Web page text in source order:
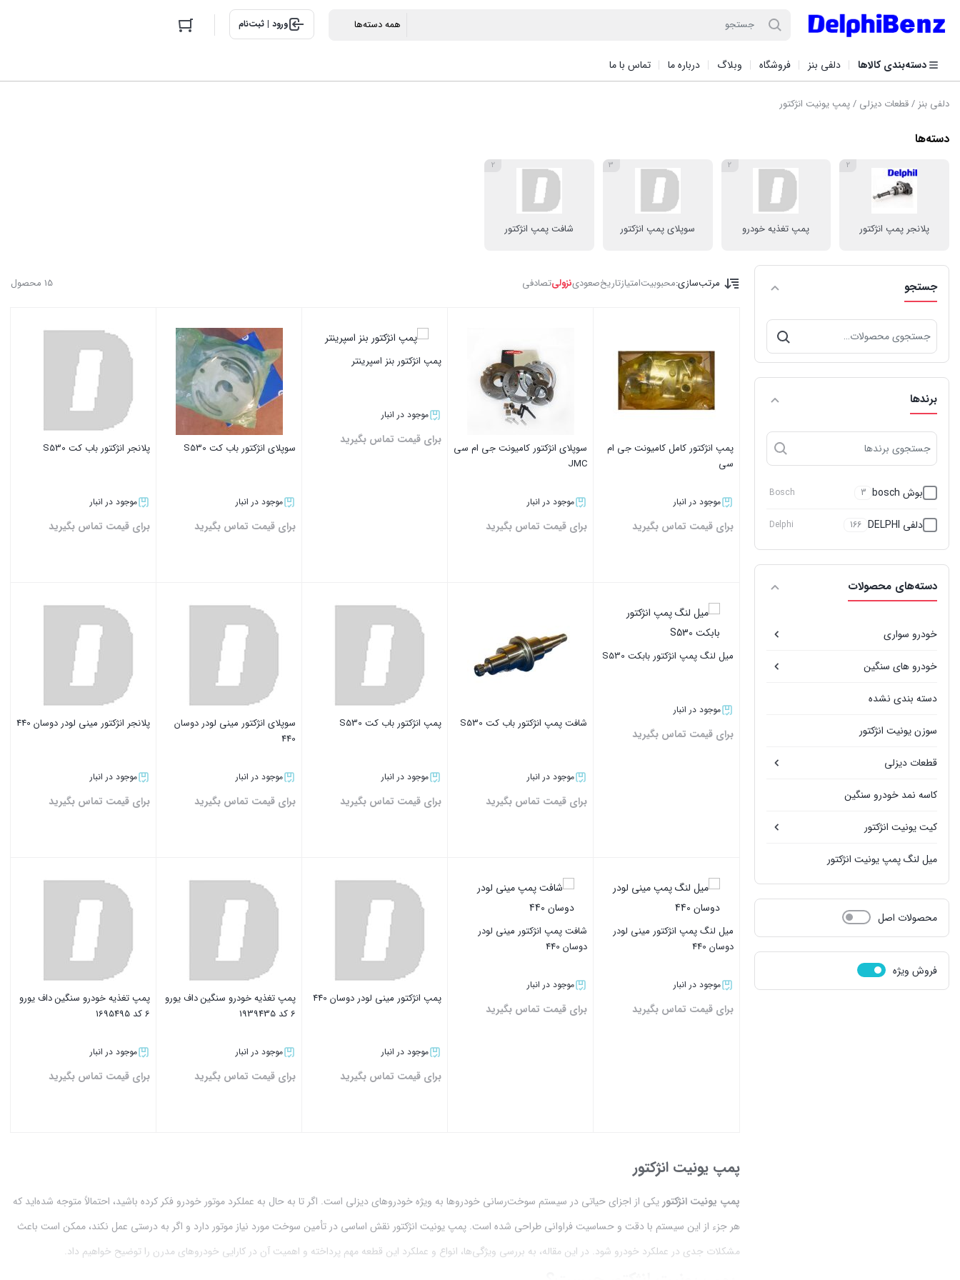
ورود | ثبت‌نام
دسته‌بندی کالاها دلفی بنز فروشگاه وبلاگ درباره ما تماس با ما
دلفی بنز/قطعات دیزلی / پمپ یونیت انژکتور
دسته‌ها
پلانجر پمپ انژکتور
2
پمپ تغذیه خودرو
2
سوپلای پمپ انژکتور
3
شافت پمپ انژکتور
2
جستجو
برای:
برندها
بوش bosch 3
Bosch
دلفی DELPHI 166
Delphi
دسته‌های محصولات
خودرو سواری
خودرو های سنگین
دسته بندی نشده
سوزن یونیت انژکتور
قطعات دیزلی
کاسه نمد خودرو سنگین
کیت یونیت انژکتور
میل لنگ پمپ یونیت انژکتور
محصولات اصل
فروش ویژه
15 محصول مرتب‌سازی:محبوبیتامتیازتاریخصعودینزولیتصادفی
پمپ انژکتور کامل کامیونت جی ام
سی
موجود در انبار
برای قیمت تماس بگیرید
سوپلای انژکتور کامیونت جی ام سی
JMC
موجود در انبار
برای قیمت تماس بگیرید
پمپ انژکتور بنز اسپرینتر
موجود در انبار
برای قیمت تماس بگیرید
سوپلای انژکتور باب کت S530
موجود در انبار
برای قیمت تماس بگیرید
پلانجر انژکتور باب کت S530
موجود در انبار
برای قیمت تماس بگیرید
میل لنگ پمپ انژکتور بابکت S530
موجود در انبار
برای قیمت تماس بگیرید
شافت پمپ انژکتور باب کت S530
موجود در انبار
برای قیمت تماس بگیرید
پمپ انژکتور باب کت S530
موجود در انبار
برای قیمت تماس بگیرید
سوپلای انژکتور مینی لودر دوسان
440
موجود در انبار
برای قیمت تماس بگیرید
پلانجر انژکتور مینی لودر دوسان 440
موجود در انبار
برای قیمت تماس بگیرید
میل لنگ پمپ انژکتور مینی لودر
دوسان 440
موجود در انبار
برای قیمت تماس بگیرید
شافت پمپ انژکتور مینی لودر
دوسان 440
موجود در انبار
برای قیمت تماس بگیرید
پمپ انژکتور مینی لودر دوسان 440
موجود در انبار
برای قیمت تماس بگیرید
پمپ تغذیه خودرو سنگین داف یورو
6 کد 1939435
موجود در انبار
برای قیمت تماس بگیرید
پمپ تغذیه خودرو سنگین داف یورو
6 کد 1695495
موجود در انبار
برای قیمت تماس بگیرید
پمپ یونیت انژکتور
پمپ یونیت انژکتور یکی از اجزای حیاتی در سیستم سوخت‌رسانی خودروها به ویژه خودروهای دیزلی است. اگر تا به حال به عملکرد موتور خودرو فکر کرده باشید، احتمالاً متوجه شده‌اید که
هر جزء از این سیستم با دقت و حساسیت فراوانی طراحی شده است. پمپ یونیت انژکتور نقش اساسی در تأمین سوخت مورد نیاز موتور دارد و اگر به درستی عمل نکند، ممکن است باعث
مشکلات جدی در عملکرد خودرو شود. در این مقاله، به بررسی ویژگی‌ها، انواع و عملکرد این قطعه مهم پرداخته و اهمیت آن در کارایی خودروهای مدرن را توضیح خواهیم داد.